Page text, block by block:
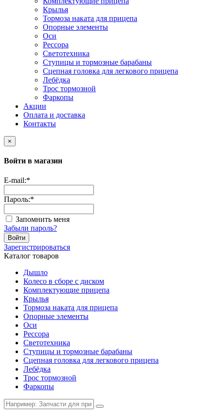
Крылья
Тормоза наката для прицепа
Опорные элементы
Оси
Рессора
Светотехника
Ступицы и тормозные барабаны
Сцепная головка для легкового прицепа
Лебёдка
Трос тормозной
Фаркопы
Акции
Оплата и доставка
Контакты
×
Войти в магазин
E-mail:*
Пароль:*
Запомнить меня
Забыли пароль?
Войти
Зарегистрироваться
Каталог товаров
Дышло
Колесо в сборе с диском
Комплектующие прицепа
Крылья
Тормоза наката для прицепа
Опорные элементы
Оси
Рессора
Светотехника
Ступицы и тормозные барабаны
Сцепная головка для легкового прицепа
Лебёдка
Трос тормозной
Фаркопы